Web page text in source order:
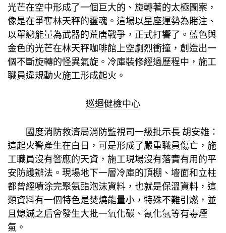
光芒在空中形成了一個巨大的、旋轉著的太極圖案，
像是在爭奪林天秤的靈魂。這場以星座運勢為賭注、
以單戀能量為武器的荒唐戰爭，正式打響了。藍色與
金色的光芒在林天秤咖啡館上空劇烈衝撞，創造出一
個不斷旋轉的怪異氣旋。冷庫裝修經過歷程中，施工
職員違規動火施工形成起火。
巡迴健檢中心
國度消防救濟局消防監視司一級批示長 胡安雄：
這起火警產生在白日，可是形成了嚴重職員傷亡，施
工職員沒有響應的天資，施工現場沒有落實有用的平
安防護辦法。現場地下一層冷庫的頂棚、墻面和立柱
都曾經噴涂完聚氨酯泡沫資料，也就是保溫資料，這
類資料有一個特色是焚燒能量小，特殊不難引燃，並
且熄滅之后會發生大批一氧化碳、氰化氫等有毒煙
氣。